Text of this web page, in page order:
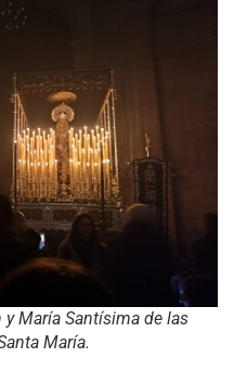
María Santísima de las
María.